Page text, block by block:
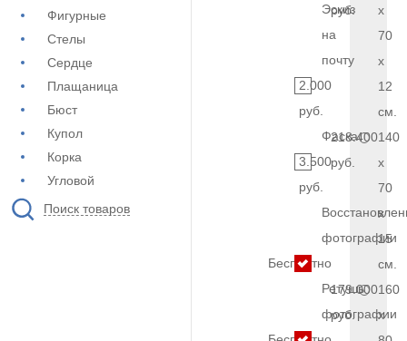
Фигурные
Стелы
Сердце
Плащаница
Бюст
Купол
Корка
Угловой
Поиск товаров
Эскиз
на
почту
2.000
руб.
Фаска
3.500
руб.
фотографии
Бесплатно
Ретушь
фотографии
руб.
x
70
x
12
см.
218.400
руб.
140
x
70
x
15
см.
179.000
руб.
160
x